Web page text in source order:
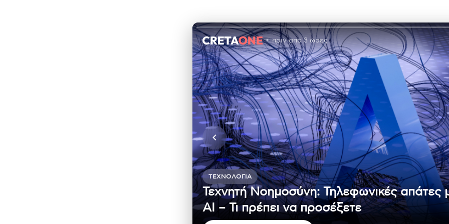
πριν από 3 ώρες
ΤΕΧΝΟΛΟΓΊΑ
Τεχνητή Νοημοσύνη: Τηλεφωνικές απάτες
ΑΙ – Τι πρέπει να προσέξετε